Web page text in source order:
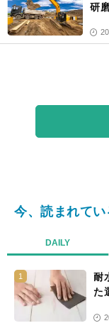
研
今、読まれてい
DAILY
1
耐
た